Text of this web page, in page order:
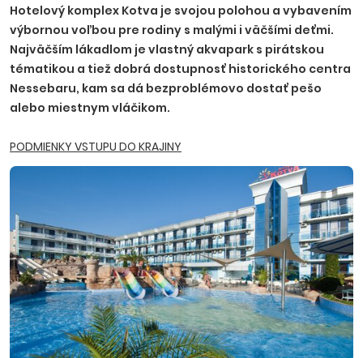
Hotelový komplex Kotva je svojou polohou a vybavením
výbornou voľbou pre rodiny s malými i väčšími deťmi.
Najväčším lákadlom je vlastný akvapark s pirátskou
tématikou a tiež dobrá dostupnosť historického centra
Nessebaru, kam sa dá bezproblémovo dostať pešo
alebo miestnym vláčikom.
PODMIENKY VSTUPU DO KRAJINY